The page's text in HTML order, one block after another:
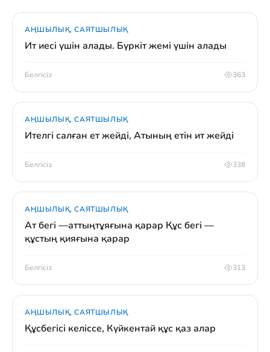
АҢШЫЛЫҚ, САЯТШЫЛЫҚ
Ит иесі үшін алады. Бүркіт жемі үшін алады
Белгісіз 363
АҢШЫЛЫҚ, САЯТШЫЛЫҚ
Ителгі салған ет жейді, Атының етін ит жейді
Белгісіз 338
АҢШЫЛЫҚ, САЯТШЫЛЫҚ
Ат бегі —аттыңтұяғына қарар Құс бегі —
құстың қияғына қарар
Белгісіз 313
АҢШЫЛЫҚ, САЯТШЫЛЫҚ
Құсбегісі келіссе, Күйкентай құс қаз алар